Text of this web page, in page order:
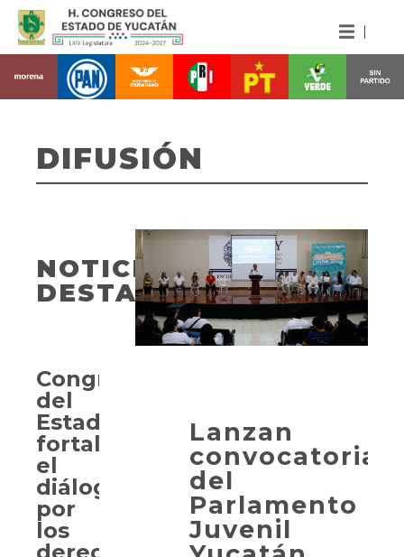
DIFUSIÓN
Lanzan
convocatoria
del
Parlamento
Juvenil
NOTICIAS
DESTACADAS
Congreso
del
Estado
fortalece
el
diálogo
por
los